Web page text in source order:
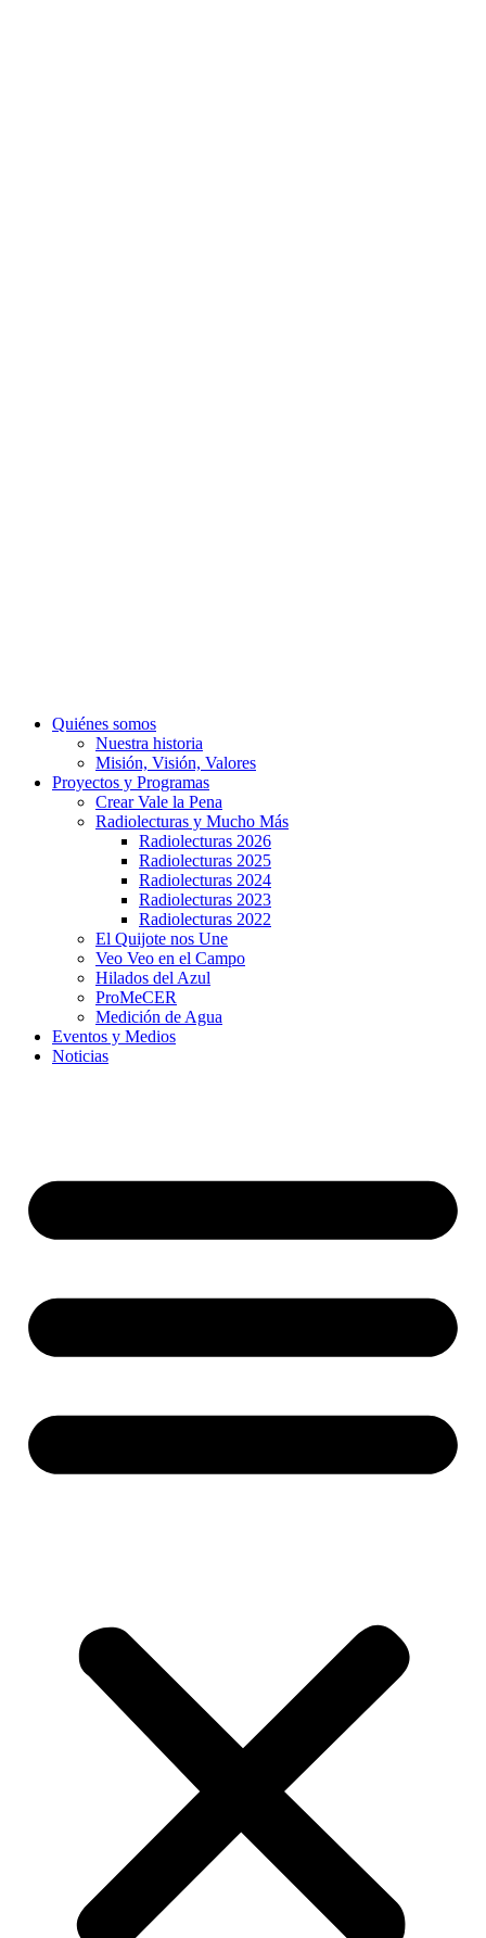
Quiénes somos
Nuestra historia
Misión, Visión, Valores
Proyectos y Programas
Crear Vale la Pena
Radiolecturas y Mucho Más
Radiolecturas 2026
Radiolecturas 2025
Radiolecturas 2024
Radiolecturas 2023
Radiolecturas 2022
El Quijote nos Une
Veo Veo en el Campo
Hilados del Azul
ProMeCER
Medición de Agua
Eventos y Medios
Noticias